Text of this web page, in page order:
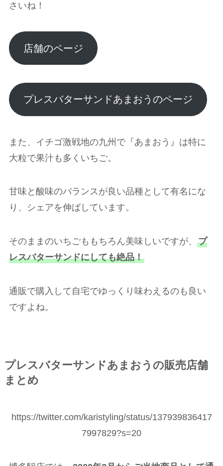
さいね！
店舗のページ
プレスバターサンドあまおうのページ
また、イチゴ激戦地の九州で『あまおう』は特に
大粒で果汁も多くいちご。
甘味と酸味のバランスが良い品種として有名にな
り、シェアを伸ばしています。
そのままのいちごももちろん美味しいですが、 プ
レスバターサンドにしても絶品！
通販で購入して自宅でゆっくり味わえるのも良い
ですよね。
プレスバターサンドあまおうの販売店舗
まとめ
https://twitter.com/karistyling/status/137939836417
7997829?s=20